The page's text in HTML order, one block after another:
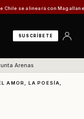
con Magallanes:
SUSCRÍBETE
Arenas
AMOR, LA POESÍA,